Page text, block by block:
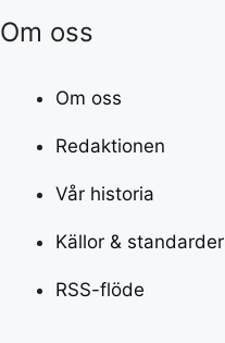
Om oss
Om oss
Redaktionen
Vår historia
Källor & standarder
RSS-flöde